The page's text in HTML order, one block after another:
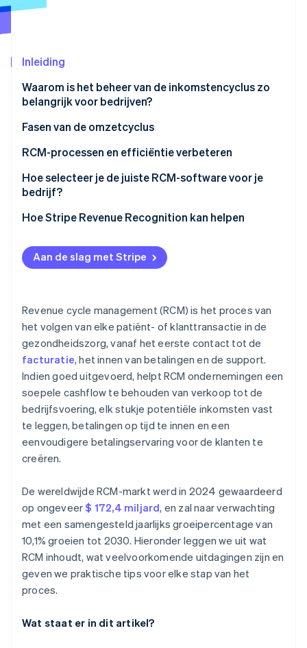
Oprichting van een start-up
Identity
Stripe Sessions 2026
Ontdek hoe Stripe de economische
Nu bekijken
Inleiding
Waarom is het beheer van de inkomstencyclus zo
belangrijk voor bedrijven?
Voorspelbare cashflow en inkomstenstabiliteit
voorkomen
verbeteren om retentie te ondersteunen
Administratieve werklast verminderen en
operationele efficiëntie verbeteren
Oninbare vorderingen en afschrijvingen beperken
Flexibiliteit vergroten te midden van veranderingen
in de regelgeving
Fasen van de omzetcyclus
Front-end-RCM
Midcycle-RCM
Back-end-RCM
RCM-processen en efficiëntie verbeteren
Gebruik automatisering en slimme technologie
Focus op nauwkeurigheid van gegevens
Eenvoudiger factureren
Debiteurenbeheer (AR) verbeteren
Belangrijke statistieken bijhouden en verbeteren
Investeer in mensen en continu leren
Hoe selecteer je de juiste RCM-software voor je
bedrijf?
Hoe Stripe Revenue Recognition kan helpen
Aan de slag met Stripe
Revenue cycle management (RCM) is het proces van
het volgen van elke patiënt- of klanttransactie in de
gezondheidszorg, vanaf het eerste contact tot de
facturatie, het innen van betalingen en de support.
Indien goed uitgevoerd, helpt RCM ondernemingen een
soepele cashflow te behouden van verkoop tot de
bedrijfsvoering, elk stukje potentiële inkomsten vast
te leggen, betalingen op tijd te innen en een
eenvoudigere betalingservaring voor de klanten te
creëren.
De wereldwijde RCM-markt werd in 2024 gewaardeerd
op ongeveer$ 172,4 miljard, en zal naar verwachting
met een samengesteld jaarlijks groeipercentage van
10,1% groeien tot 2030. Hieronder leggen we uit wat
RCM inhoudt, wat veelvoorkomende uitdagingen zijn en
geven we praktische tips voor elke stap van het
proces.
Wat staat er in dit artikel?